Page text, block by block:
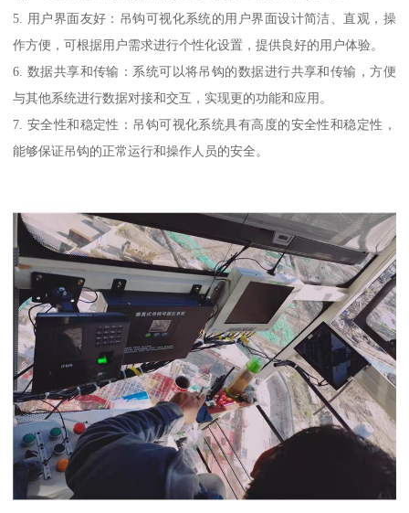
5. 用户界面友好：吊钩可视化系统的用户界面设计简洁、直观，操
作方便，可根据用户需求进行个性化设置，提供良好的用户体验。
6. 数据共享和传输：系统可以将吊钩的数据进行共享和传输，方便
与其他系统进行数据对接和交互，实现更的功能和应用。
7. 安全性和稳定性：吊钩可视化系统具有高度的安全性和稳定性，
能够保证吊钩的正常运行和操作人员的安全。